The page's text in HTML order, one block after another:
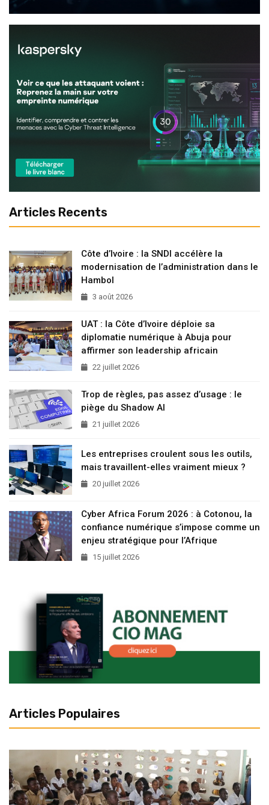
Articles Recents
Côte d’Ivoire : la SNDI accélère la
modernisation de l’administration dans le
Hambol
3 août 2026
UAT : la Côte d’Ivoire déploie sa
diplomatie numérique à Abuja pour
affirmer son leadership africain
22 juillet 2026
Trop de règles, pas assez d’usage : le
piège du Shadow AI
21 juillet 2026
Les entreprises croulent sous les outils,
mais travaillent-elles vraiment mieux ?
20 juillet 2026
Cyber Africa Forum 2026 : à Cotonou, la
confiance numérique s’impose comme un
enjeu stratégique pour l’Afrique
15 juillet 2026
Articles Populaires